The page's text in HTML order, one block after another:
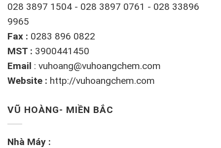
028 3897 1504 - 028 3897 0761 - 028 33896
9965
Fax : 0283 896 0822
MST : 3900441450
Email : vuhoang@vuhoangchem.com
Website : http://vuhoangchem.com
VŨ HOÀNG- MIỀN BẮC
Nhà Máy :